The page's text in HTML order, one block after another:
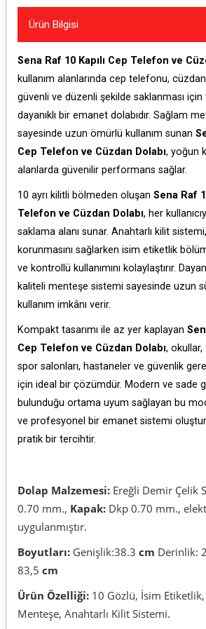
Ürün Bilgisi
Sena Raf 10 Kapılı Cep Telefon ve
kullanım alanlarında cep telefonu,
güvenli ve düzenli şekilde saklanması için
dayanıklı bir emanet dolabıdır. Sağlam
sayesinde uzun ömürlü kullanım sunan
Cep Telefon ve Cüzdan Dolabı, yoğun
alanlarda güvenilir performans sağlar.
10 ayrı kilitli bölmeden oluşan Sena Raf
Telefon ve Cüzdan Dolabı, her
saklama alanı sunar. Anahtarlı kilit
korunmasını sağlarken isim etiketlik
ve kontrollü kullanımını kolaylaştırır.
kaliteli menteşe sistemi sayesinde uzun
kullanım imkânı verir.
Kompakt tasarımı ile az yer kaplayan
Cep Telefon ve Cüzdan Dolabı,
spor salonları, hastaneler ve güvenlik
için ideal bir çözümdür. Modern ve sade
bulunduğu ortama uyum sağlayan bu
ve profesyonel bir emanet sistemi
pratik bir tercihtir.
Dolap Malzemesi: Ereğli Demir Çelik
0.70 mm., Kapak: Dkp 0.70 mm.,
uygulanmıştır.
Boyutları: Genişlik:38.3 cm Derinlik:
83,5 cm
Ürün Özelliği: 10 Gözlü, İsim Etiketlik,
Menteşe, Anahtarlı Kilit Sistemi.